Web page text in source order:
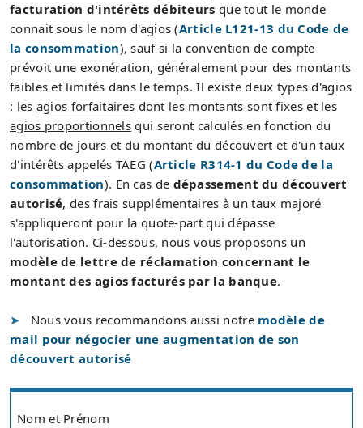
facturation d'intérêts débiteurs que tout le monde
connait sous le nom d'agios (Article L121-13 du Code de
la consommation), sauf si la convention de compte
prévoit une exonération, généralement pour des montants
faibles et limités dans le temps. Il existe deux types d'agios
: les agios forfaitaires dont les montants sont fixes et les
agios proportionnels qui seront calculés en fonction du
nombre de jours et du montant du découvert et d'un taux
d'intérêts appelés TAEG (Article R314-1 du Code de la
consommation). En cas de dépassement du découvert
autorisé, des frais supplémentaires à un taux majoré
s'appliqueront pour la quote-part qui dépasse
l'autorisation. Ci-dessous, nous vous proposons un
modèle de lettre de réclamation concernant le
montant des agios facturés par la banque.
Nous vous recommandons aussi notre modèle de
mail pour négocier une augmentation de son
découvert autorisé
Nom et Prénom